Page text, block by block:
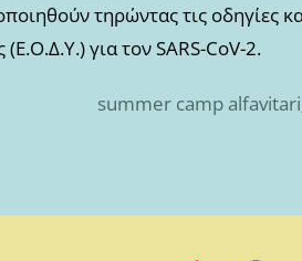
τηρώντας τις οδηγίες
για τον SARS-CoV-2.
summer camp alfavitari